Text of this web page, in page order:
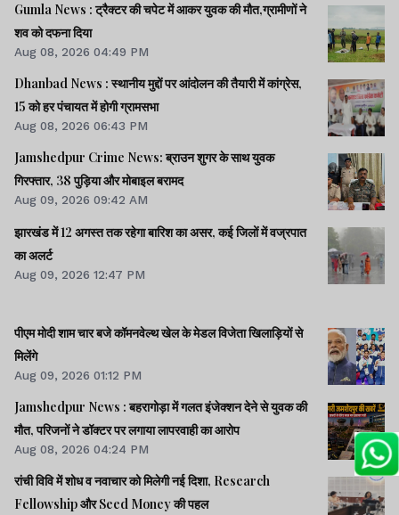
Gumla News : ट्रैक्टर की चपेट में आकर युवक की मौत,ग्रामीणों ने
शव को दफना दिया
Aug 08, 2026 04:49 PM
Dhanbad News : स्थानीय मुद्दों पर आंदोलन की तैयारी में कांग्रेस,
15 को हर पंचायत में होगी ग्रामसभा
Aug 08, 2026 06:43 PM
Jamshedpur Crime News: ब्राउन शुगर के साथ युवक
गिरफ्तार, 38 पुड़िया और मोबाइल बरामद
Aug 09, 2026 09:42 AM
झारखंड में 12 अगस्त तक रहेगा बारिश का असर, कई जिलों में वज्रपात
का अलर्ट
Aug 09, 2026 12:47 PM
पीएम मोदी शाम चार बजे कॉमनवेल्थ खेल के मेडल विजेता खिलाड़ियों से
मिलेंगे
Aug 09, 2026 01:12 PM
Jamshedpur News : बहरागोड़ा में गलत इंजेक्शन देने से युवक की
मौत, परिजनों ने डॉक्टर पर लगाया लापरवाही का आरोप
Aug 08, 2026 04:24 PM
रांची विवि में शोध व नवाचार को मिलेगी नई दिशा, Research
Fellowship और Seed Money की पहल